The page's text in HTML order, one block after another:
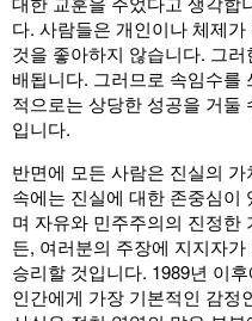
다. 사람들은 개인이나 체제
것을 좋아하지 않습니다. 그
배됩니다. 그러므로 속임수를
적으로는 상당한 성공을 거둘
입니다.
반면에 모든 사람은 진실의
속에는 진실에 대한 존중심이
며 자유와 민주주의의 진정한
든, 여러분의 주장에 지지자
승리할 것입니다. 1989년 이
인간에게 가장 기본적인 감정